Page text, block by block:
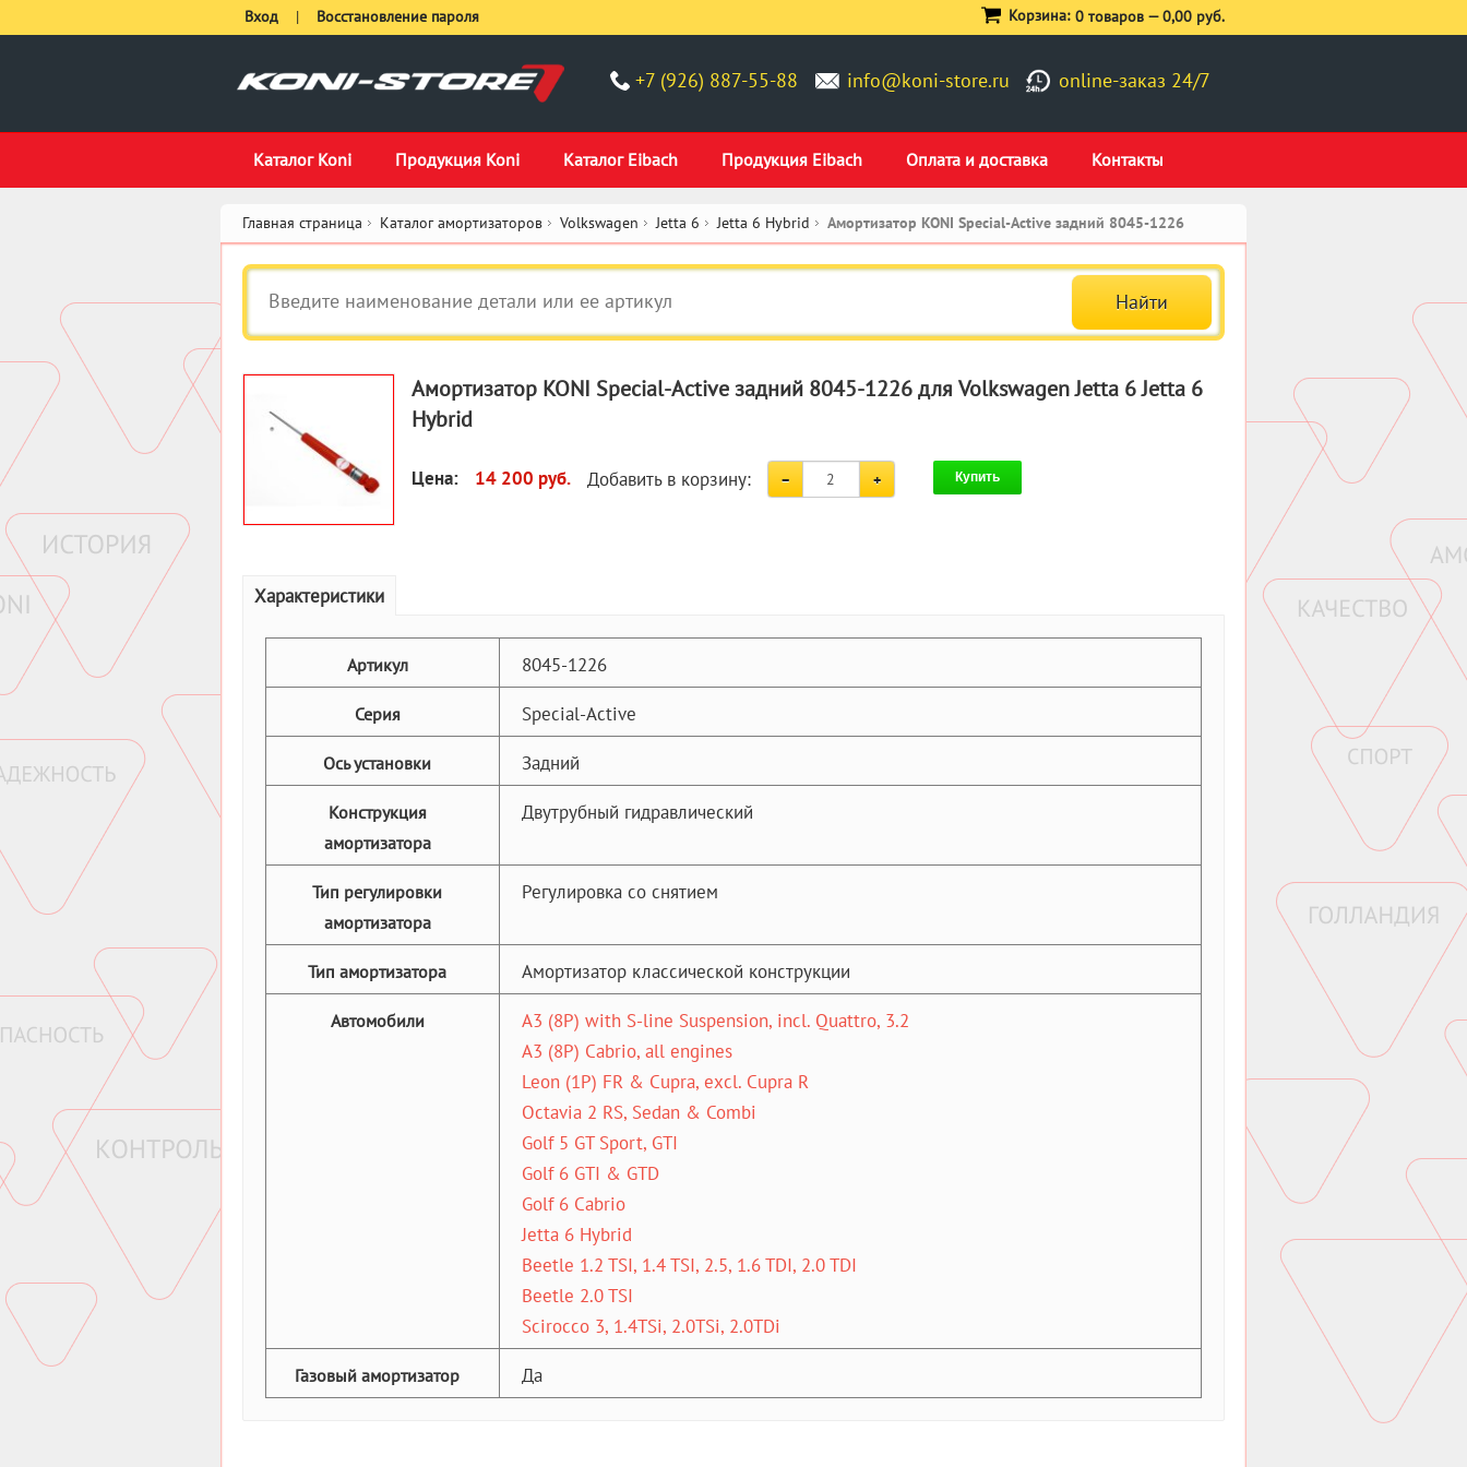
+7 (926) 887-55-88 info@koni-store.ru online-заказ 24/7
Каталог Koni Продукция Koni Каталог Eibach Продукция Eibach Оплата и доставка Контакты
Вход | Восстановление пароля Корзина: 0 товаров —0,00 руб.
Главная страница Каталог амортизаторов Volkswagen Jetta 6 Jetta 6 Hybrid Амортизатор KONI Special-Active задний 8045-1226
Амортизатор KONI Special-Active задний 8045-1226 для Volkswagen Jetta 6 Jetta 6
Hybrid
Цена: 14 200 руб. Добавить в корзину: Купить
Характеристики
Артикул 8045-1226
Серия Special-Active
Ось установки Задний
Конструкция
амортизатора
Двутрубный гидравлический
Тип регулировки
амортизатора
Регулировка со снятием
Тип амортизатора Амортизатор классической конструкции
Автомобили
A3 (8P) with S-line Suspension, incl. Quattro, 3.2
A3 (8P) Cabrio, all engines
Leon (1P) FR & Cupra, excl. Cupra R
Octavia 2 RS, Sedan & Combi
Golf 5 GT Sport, GTI
Golf 6 GTI & GTD
Golf 6 Cabrio
Jetta 6 Hybrid
Beetle 1.2 TSI, 1.4 TSI, 2.5, 1.6 TDI, 2.0 TDI
Beetle 2.0 TSI
Scirocco 3, 1.4TSi, 2.0TSi, 2.0TDi
Газовый амортизатор Да